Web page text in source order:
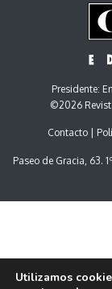
Presidente:
©2026
Contacto
Paseo de Gracia, 63.
Utilizamos